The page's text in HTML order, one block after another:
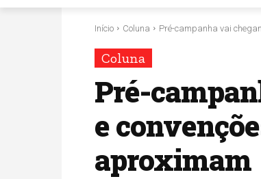
Início Coluna Pré-campanha vai
Coluna
Pré-
e
aproximam